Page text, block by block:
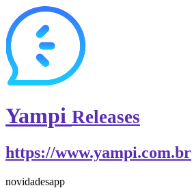
Yampi Releases
https://www.yampi.com.br
novidadesapp